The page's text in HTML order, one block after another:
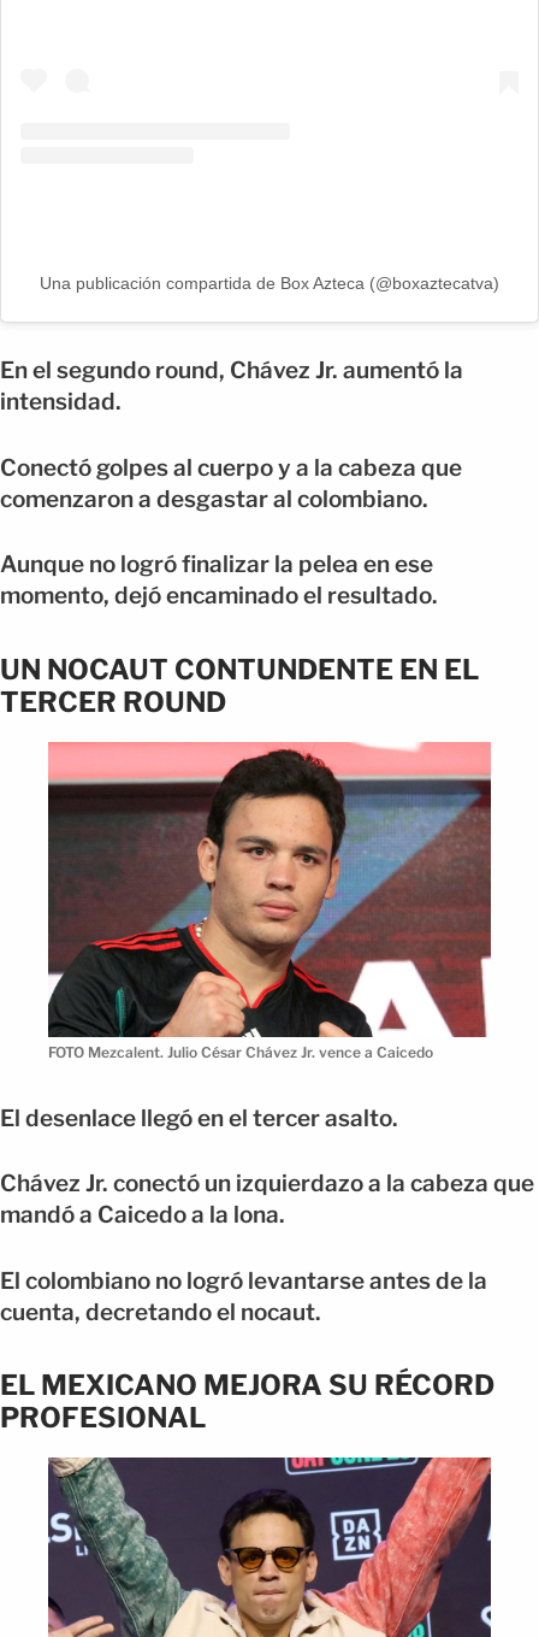
Una publicación compartida de Box Azteca (@boxaztecatva)
En el segundo round, Chávez Jr. aumentó la
intensidad.
Conectó golpes al cuerpo y a la cabeza que
comenzaron a desgastar al colombiano.
Aunque no logró finalizar la pelea en ese
momento, dejó encaminado el resultado.
UN NOCAUT CONTUNDENTE EN EL
TERCER ROUND
FOTO Mezcalent. Julio César Chávez Jr. vence a Caicedo
El desenlace llegó en el tercer asalto.
Chávez Jr. conectó un izquierdazo a la cabeza que
mandó a Caicedo a la lona.
El colombiano no logró levantarse antes de la
cuenta, decretando el nocaut.
EL MEXICANO MEJORA SU RÉCORD
PROFESIONAL